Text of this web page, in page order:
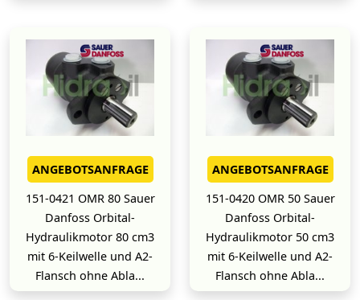
ANGEBOTSANFRAGE
151-0421 OMR 80 Sauer
Danfoss Orbital-
Hydraulikmotor 80 cm3
mit 6-Keilwelle und A2-
Flansch ohne Abla...
ANGEBOTSANFRAGE
151-0420 OMR 50 Sauer
Danfoss Orbital-
Hydraulikmotor 50 cm3
mit 6-Keilwelle und A2-
Flansch ohne Abla...